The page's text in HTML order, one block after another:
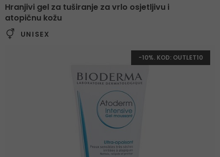
Hranjivi gel za tuširanje za vrlo osjetljivu i
atopičnu kožu
UNISEX
-10%. KOD: OUTLET10